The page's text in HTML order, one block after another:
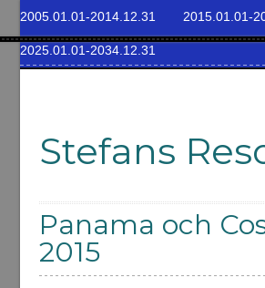
2005.01.01-2014.12.31 2015.01.01-
2025.01.01-2034.12.31
Stefans
Panama och
2015